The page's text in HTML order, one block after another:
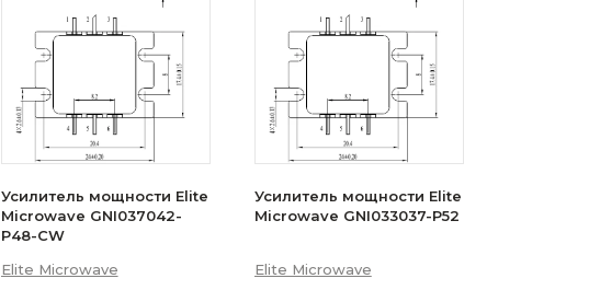
Усилитель мощности Elite
Microwave GNI037042-
P48-CW
Elite Microwave
Усилитель мощности Elite
Microwave GNI033037-P52
Elite Microwave